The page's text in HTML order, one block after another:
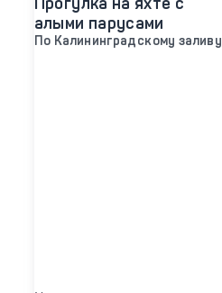
алыми парусами
По Калининградскому заливу